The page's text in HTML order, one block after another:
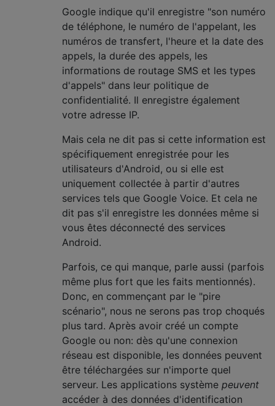
Google indique qu'il enregistre "son numéro
de téléphone, le numéro de l'appelant, les
numéros de transfert, l'heure et la date des
appels, la durée des appels, les
informations de routage SMS et les types
d'appels" dans leur politique de
confidentialité. Il enregistre également
votre adresse IP.
Mais cela ne dit pas si cette information est
spécifiquement enregistrée pour les
utilisateurs d'Android, ou si elle est
uniquement collectée à partir d'autres
services tels que Google Voice. Et cela ne
dit pas s'il enregistre les données même si
vous êtes déconnecté des services
Android.
Parfois, ce qui manque, parle aussi (parfois
même plus fort que les faits mentionnés).
Donc, en commençant par le "pire
scénario", nous ne serons pas trop choqués
plus tard. Après avoir créé un compte
Google ou non: dès qu'une connexion
réseau est disponible, les données peuvent
être téléchargées sur n'importe quel
serveur. Les applications système peuvent
accéder à des données d'identification